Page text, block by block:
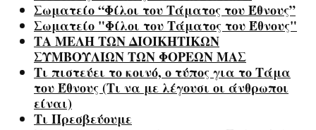
Σωματείο “Φίλοι του Τάματος του Έθνους”
Σωματείο "Φίλοι του Τάματος του Έθνους"
ΤΑ ΜΕΛΗ ΤΩΝ ΔΙΟΙΚΗΤΙΚΩΝ
ΣΥΜΒΟΥΛΙΩΝ ΤΩΝ ΦΟΡΕΩΝ ΜΑΣ
Τι πιστεύει το κοινό, ο τύπος για το Τάμα
του Έθνους (Τι να με λέγουσι οι άνθρωποι
είναι)
Τι Πρεσβεύουμε